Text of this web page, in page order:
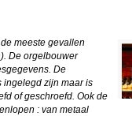
meeste gevallen
De orgelbouwer
De
ingelegd zijn maar is
of geschroefd. Ook de
: van metaal